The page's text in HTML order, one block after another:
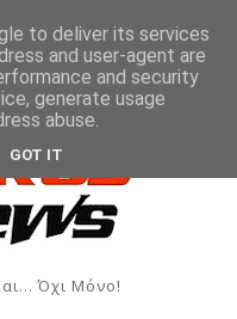
Αστακού ΠΟΛΙΤΙΣΜΌΣ
Όχι Μόνο!
to deliver its services
and user-agent are
and security
generate usage
abuse.
GOT IT